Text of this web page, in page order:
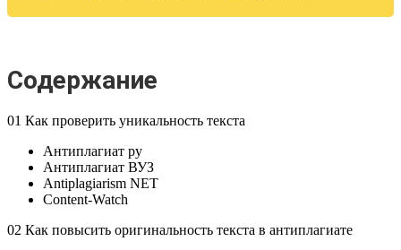
Содержание
01 Как проверить уникальность текста
Антиплагиат ру
Антиплагиат ВУЗ
Antiplagiarism NET
Content-Watch
02 Как повысить оригинальность текста в антиплагиате